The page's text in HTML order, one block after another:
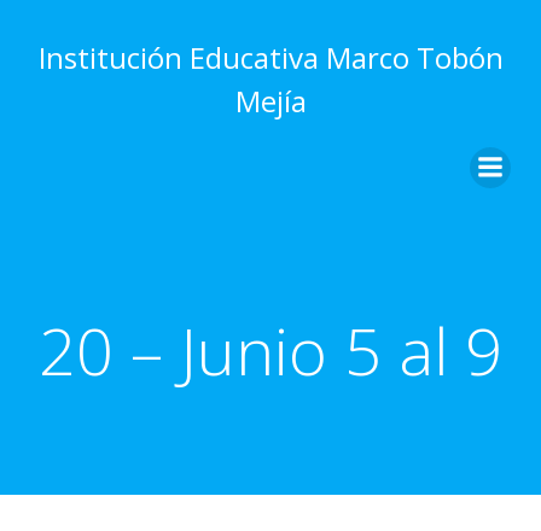
al
contenido
Institución Educativa Marco Tobón
Mejía
20 – Junio 5 al 9